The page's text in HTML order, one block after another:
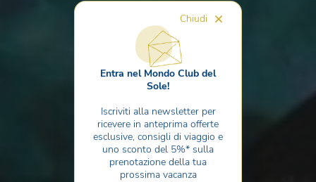
Chiudi
Entra nel Mondo Club del
Sole!
Iscriviti alla newsletter per
ricevere in anteprima offerte
esclusive, consigli di viaggio e
uno sconto del 5%* sulla
prenotazione della tua
prossima vacanza